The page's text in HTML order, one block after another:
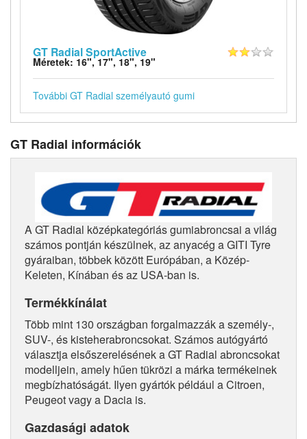
GT Radial SportActive
Méretek: 16", 17", 18", 19"
További GT Radial személyautó gumi
GT Radial információk
A GT Radial középkategóriás gumiabroncsai a világ
számos pontján készülnek, az anyacég a GITI Tyre
gyáraiban, többek között Európában, a Közép-
Keleten, Kínában és az USA-ban is.
Termékkínálat
Több mint 130 országban forgalmazzák a személy-,
SUV-, és kisteherabroncsokat. Számos autógyártó
választja elsőszerelésének a GT Radial abroncsokat
modelljein, amely hűen tükrözi a márka termékeinek
megbízhatóságát. Ilyen gyártók például a Citroen,
Peugeot vagy a Dacia is.
Gazdasági adatok